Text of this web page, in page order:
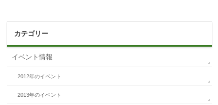
カテゴリー
イベント情報
2012年のイベント
2013年のイベント